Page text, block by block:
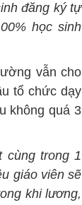
đăng ký tự
học sinh
vẫn cho
tổ chức dạy
không quá 3
cùng trong 1
giáo viên sẽ
khi lương,